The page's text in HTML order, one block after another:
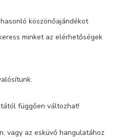
köszönőajándékot
minket az elérhetőségek
függően változhat!
vagy az esküvő hangulatához